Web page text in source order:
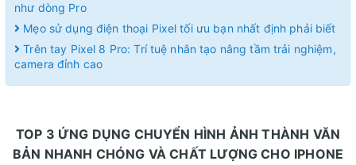
như dòng Pro
Mẹo sử dụng điện thoại Pixel tối ưu bạn nhất định phải biết
Trên tay Pixel 8 Pro: Trí tuệ nhân tạo nâng tầm trải nghiệm,
camera đỉnh cao
TOP 3 ỨNG DỤNG CHUYỂN HÌNH ẢNH THÀNH VĂN
BẢN NHANH CHÓNG VÀ CHẤT LƯỢNG CHO IPHONE